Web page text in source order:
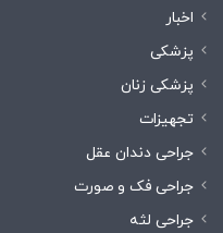
اخبار
پزشکی
پزشکی زنان
تجهیزات
جراحی دندان عقل
جراحی فک و صورت
جراحی لثه